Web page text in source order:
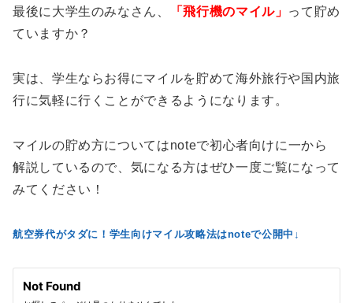
最後に大学生のみなさん、 「飛行機のマイル」 って貯め
ていますか？
実は、学生ならお得にマイルを貯めて海外旅行や国内旅
行に気軽に行くことができるようになります。
マイルの貯め方についてはnoteで初心者向けに一から
解説しているので、気になる方はぜひ一度ご覧になって
みてください！
航空券代がタダに！学生向けマイル攻略法はnoteで公開中↓